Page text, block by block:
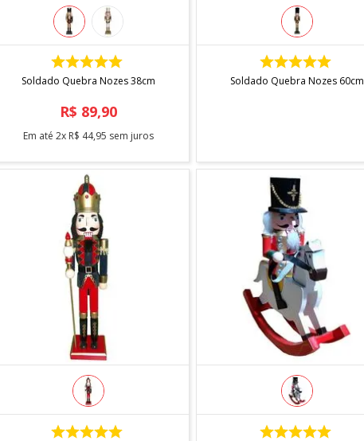
COMPRAR
Soldado Quebra Nozes 38cm
R$ 89,90
Em até 2x R$ 44,95 sem juros
INDISPONÍVEL
Soldado Quebra Nozes 60cm
INDISPONÍVEL INDISPONÍVEL